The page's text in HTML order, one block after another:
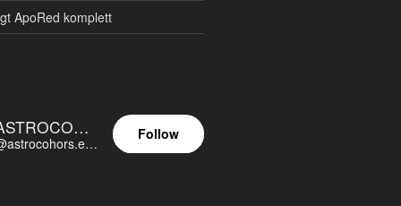
ApoRed komplett
ASTROCOHORS EUNOIA ULTIMA
@astrocohors.eu@astrocohors.eu
Follow